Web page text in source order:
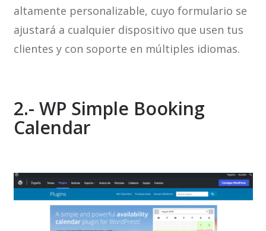
altamente personalizable, cuyo formulario se
ajustará a cualquier dispositivo que usen tus
clientes y con soporte en múltiples idiomas.
2.- WP Simple Booking
Calendar